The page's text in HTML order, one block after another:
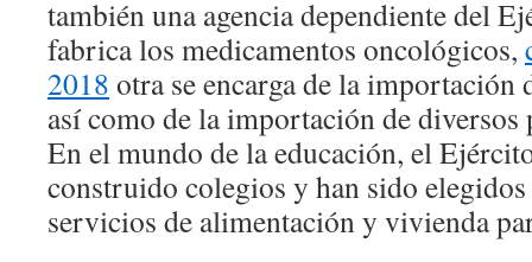
también una agencia dependiente del
fabrica los medicamentos oncológicos,
2018 otra se encarga de la importación
así como de la importación de
En el mundo de la educación, el
construido colegios y han sido
servicios de alimentación y vivienda